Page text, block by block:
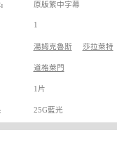
原版繁中字幕
1
湯姆克魯斯 莎拉萊特
道格萊門
1片
25G藍光